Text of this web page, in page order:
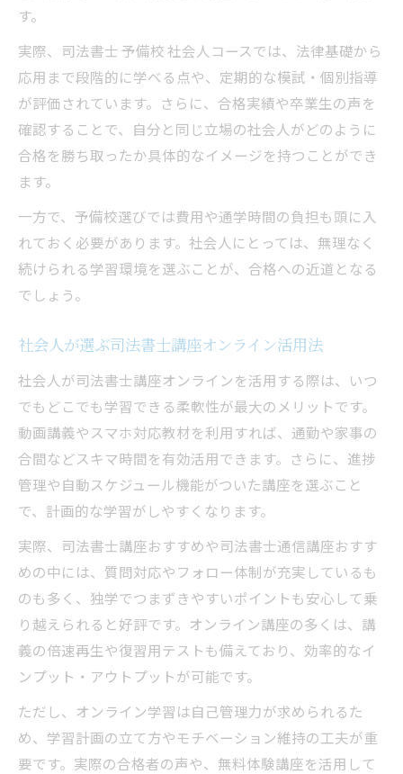
す。
実際、司法書士 予備校 社会人コースでは、法律基礎から
応用まで段階的に学べる点や、定期的な模試・個別指導
が評価されています。さらに、合格実績や卒業生の声を
確認することで、自分と同じ立場の社会人がどのように
合格を勝ち取ったか具体的なイメージを持つことができ
ます。
一方で、予備校選びでは費用や通学時間の負担も頭に入
れておく必要があります。社会人にとっては、無理なく
続けられる学習環境を選ぶことが、合格への近道となる
でしょう。
社会人が選ぶ司法書士講座オンライン活用法
社会人が司法書士講座オンラインを活用する際は、いつ
でもどこでも学習できる柔軟性が最大のメリットです。
動画講義やスマホ対応教材を利用すれば、通勤や家事の
合間などスキマ時間を有効活用できます。さらに、進捗
管理や自動スケジュール機能がついた講座を選ぶこと
で、計画的な学習がしやすくなります。
実際、司法書士講座おすすめや司法書士通信講座おすす
めの中には、質問対応やフォロー体制が充実しているも
のも多く、独学でつまずきやすいポイントも安心して乗
り越えられると好評です。オンライン講座の多くは、講
義の倍速再生や復習用テストも備えており、効率的なイ
ンプット・アウトプットが可能です。
ただし、オンライン学習は自己管理力が求められるた
め、学習計画の立て方やモチベーション維持の工夫が重
要です。実際の合格者の声や、無料体験講座を活用して